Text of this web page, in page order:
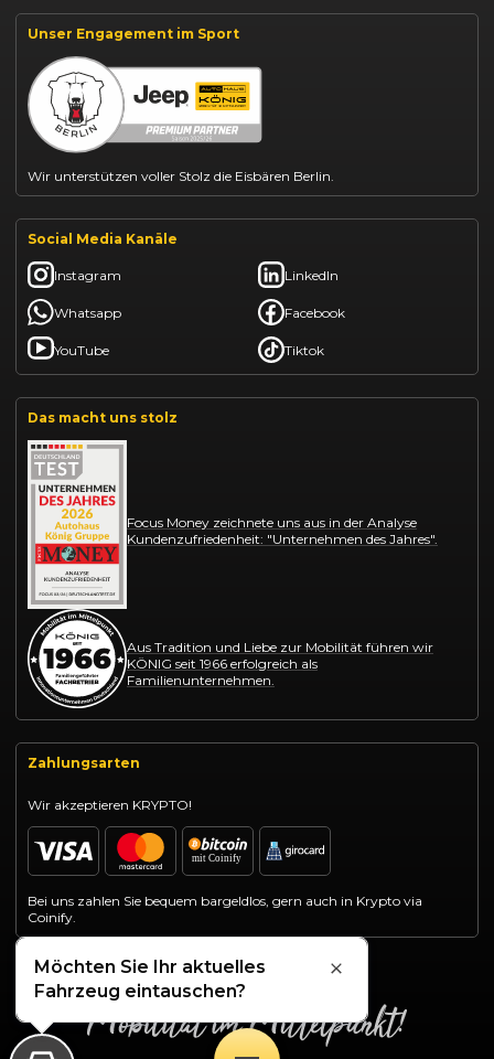
Suzuki Swift finanzieren
BYD Dolphin finanzieren
Kia Ceed finanzieren
Kia Sportage leasen
Mazda CX-30 finanzieren
Citroën C3 leasen
Unser Engagement im Sport
Wir unterstützen voller Stolz die Eisbären Berlin.
Social Media Kanäle
Instagram LinkedIn
Whatsapp Facebook
YouTube Tiktok
Das macht uns stolz
Focus Money zeichnete uns aus in der Analyse
Kundenzufriedenheit: "Unternehmen des Jahres".
Aus Tradition und Liebe zur Mobilität führen wir
KÖNIG seit 1966 erfolgreich als
Familienunternehmen.
Zahlungsarten
Wir akzeptieren KRYPTO!
Bei uns zahlen Sie bequem bargeldlos, gern auch in Krypto via
Coinify.
Möchten Sie Ihr aktuelles
Fahrzeug eintauschen?
Schließen